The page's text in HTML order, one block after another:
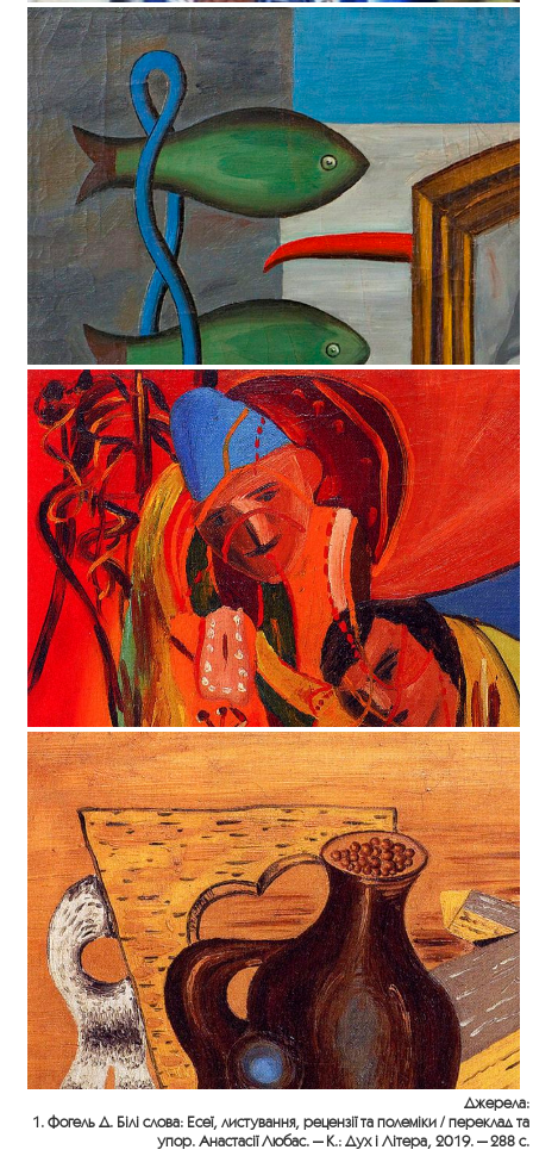
Джерела:
1. Фоґель Д. Білі слова: Есеї, листування, рецензії та полеміки / переклад та
упор. Анастасії Любас. — К.: Дух і Літера, 2019. — 288 с.